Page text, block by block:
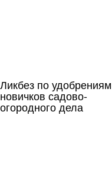
Ликбез по
новичков садово-
огородного дела